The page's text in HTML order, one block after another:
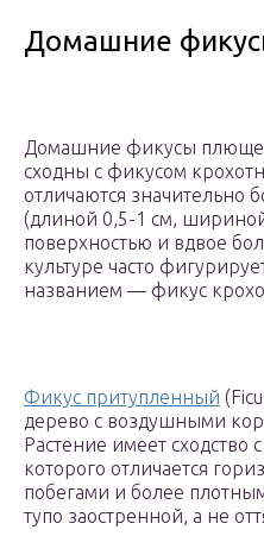
Домашние
Домашние фикусы
сходны с фикусом
отличаются значительно
(длиной 0,5-1 см,
поверхностью и вдвое
культуре часто
названием — фикус
Фикус притупленный
дерево с воздушными
Растение имеет
которого отличается
побегами и более
тупо заостренной, а не